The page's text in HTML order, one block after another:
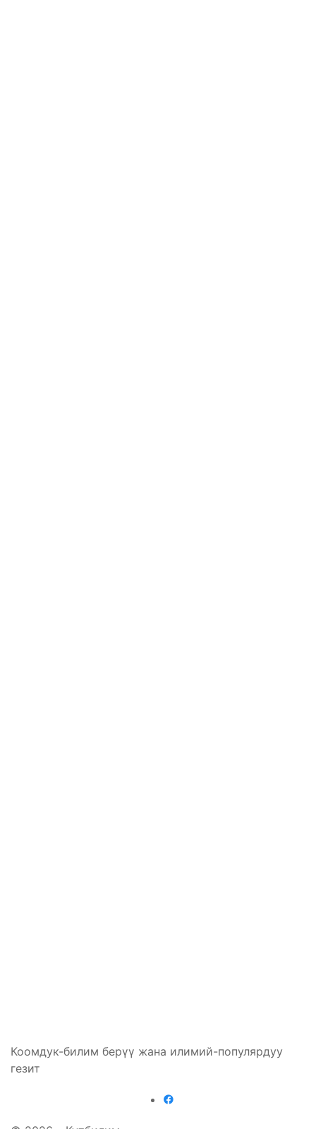
Коомдук-билим берүү жана илимий-популярдуу
гезит